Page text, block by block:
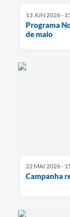
13 JUN 2026 -
Programa
de maio
22 MAI 2026 -
Campanha